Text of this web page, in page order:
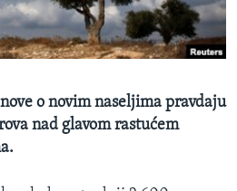
o novim naseljima pravdaju
nad glavom rastućem